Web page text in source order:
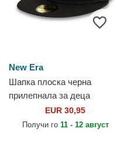
New Era
Шапка плоска черна
прилепнала за деца
59FIFTY My First на New
York Yankees MLB от New
EUR 30,95
Получи го 11 - 12 август